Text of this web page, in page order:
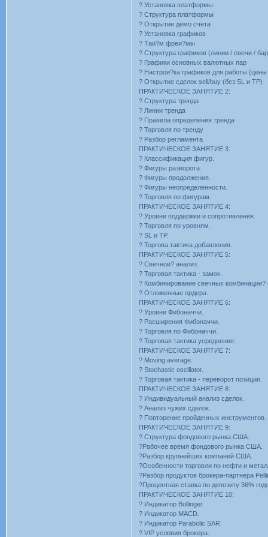
? Установка платформы
? Структура платформы
? Открытие демо счета
? Установка графиков
? Таи?м фреи?мы
? Структура графиков (линии / свечи /
? Графики основных валютных пар
? Настрои?ка графиков для работы
? Открытие сделок sell/buy (без SL и TP)
ПРАКТИЧЕСКОЕ ЗАНЯТИЕ 2:
? Структура тренда
? Линии тренда
? Правила определения тренда
? Торговля по тренду
? Разбор регламента
ПРАКТИЧЕСКОЕ ЗАНЯТИЕ 3:
? Классификация фигур.
? Фигуры разворота.
? Фигуры продолжения.
? Фигуры неопределенности.
? Торговля по фигурам.
ПРАКТИЧЕСКОЕ ЗАНЯТИЕ 4:
? Уровни поддержки и сопротивления.
? Торговля по уровням.
? SL и TP.
? Торгова тактика добавления.
ПРАКТИЧЕСКОЕ ЗАНЯТИЕ 5:
? Свечнои? анализ.
? Торговая тактика - замок.
? Комбинирование свечных комбинации?
? Отложенные ордера.
ПРАКТИЧЕСКОЕ ЗАНЯТИЕ 6:
? Уровни Фибоначчи.
? Расширения Фибоначчи.
? Торговля по Фибоначчи.
? Торговая тактика усреднения.
ПРАКТИЧЕСКОЕ ЗАНЯТИЕ 7:
? Moving average.
? Stochastic oscillator.
? Торговая тактика - переворот позиции.
ПРАКТИЧЕСКОЕ ЗАНЯТИЕ 8:
? Индивидуальный анализ сделок.
? Анализ чужих сделок.
? Повторение пройденных инструментов.
ПРАКТИЧЕСКОЕ ЗАНЯТИЕ 9:
? Структура фондового рынка США.
?Рабочее время фондового рынка США.
?Разбор крупнейших компаний США.
?Особенности торговли по нефти и
?Разбор продуктов брокера-партнера
?Процентная ставка по депозиту 36%
ПРАКТИЧЕСКОЕ ЗАНЯТИЕ 10:
? Индикатор Bollinger.
? Индикатор MACD.
? Индикатор Parabolic SAR.
? VIP условия брокера.